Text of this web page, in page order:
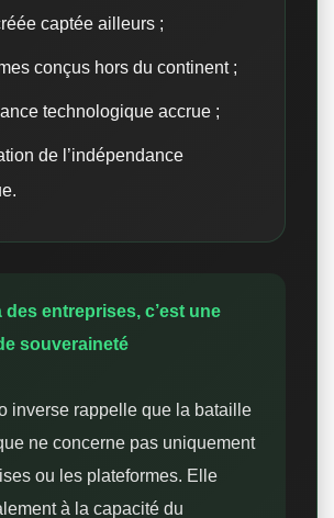
captée ailleurs ;
conçus hors du continent ;
technologique accrue ;
de l’indépendance
des entreprises, c’est une
souveraineté
inverse rappelle que la bataille
ne concerne pas uniquement
ou les plateformes. Elle
à la capacité du